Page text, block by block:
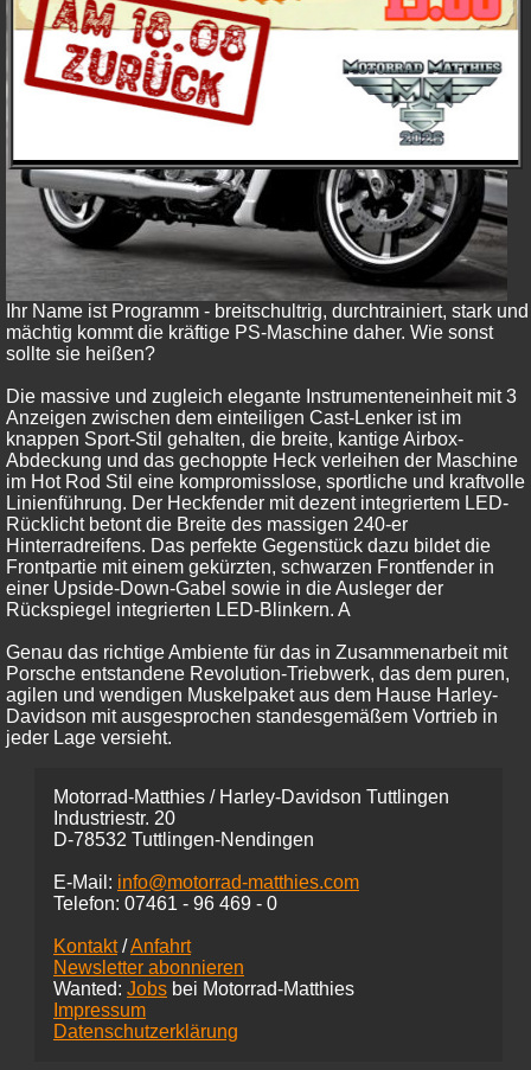
Ihr Name ist Programm - breitschultrig, durchtrainiert, stark und
mächtig kommt die kräftige PS-Maschine daher. Wie sonst
sollte sie heißen?
Die massive und zugleich elegante Instrumenteneinheit mit 3
Anzeigen zwischen dem einteiligen Cast-Lenker ist im
knappen Sport-Stil gehalten, die breite, kantige Airbox-
Abdeckung und das gechoppte Heck verleihen der Maschine
im Hot Rod Stil eine kompromisslose, sportliche und kraftvolle
Linienführung. Der Heckfender mit dezent integriertem LED-
Rücklicht betont die Breite des massigen 240-er
Hinterradreifens. Das perfekte Gegenstück dazu bildet die
Frontpartie mit einem gekürzten, schwarzen Frontfender in
einer Upside-Down-Gabel sowie in die Ausleger der
Rückspiegel integrierten LED-Blinkern. A
Genau das richtige Ambiente für das in Zusammenarbeit mit
Porsche entstandene Revolution-Triebwerk, das dem puren,
agilen und wendigen Muskelpaket aus dem Hause Harley-
Davidson mit ausgesprochen standesgemäßem Vortrieb in
jeder Lage versieht.
Motorrad-Matthies / Harley-Davidson Tuttlingen
Industriestr. 20
D-78532 Tuttlingen-Nendingen
E-Mail: info@motorrad-matthies.com
Telefon: 07461 - 96 469 - 0
Kontakt/Anfahrt
Newsletter abonnieren
Wanted: Jobs bei Motorrad-Matthies
Impressum
Datenschutzerklärung